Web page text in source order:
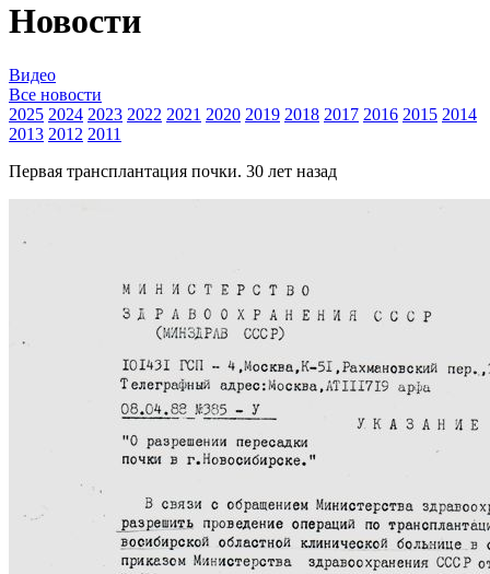
Новости
Видео
Все новости
2025 2024 2023 2022 2021 2020 2019 2018 2017 2016 2015 2014
2013 2012 2011
Первая трансплантация почки. 30 лет назад